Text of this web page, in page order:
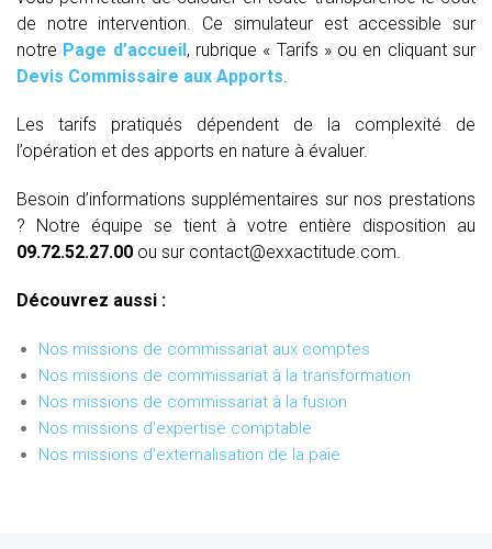
de notre intervention. Ce simulateur est accessible sur
notre Page d’accueil, rubrique « Tarifs » ou en cliquant sur
Devis Commissaire aux Apports.
Les tarifs pratiqués dépendent de la complexité de
l’opération et des apports en nature à évaluer.
Besoin d’informations supplémentaires sur nos prestations
? Notre équipe se tient à votre entière disposition au
09.72.52.27.00 ou sur contact@exxactitude.com.
Découvrez aussi :
Nos missions de commissariat aux comptes
Nos missions de commissariat à la transformation
Nos missions de commissariat à la fusion
Nos missions d'expertise comptable
Nos missions d'externalisation de la paie